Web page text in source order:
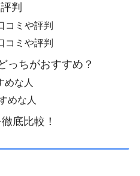
判
コミや評判
コミや評判
っちがおすすめ？
めな人
めな人
底比較！